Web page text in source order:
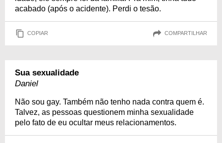
acabado (após o acidente). Perdi o tesão.
COPIAR COMPARTILHAR
Sua sexualidade
Daniel
Não sou gay. Também não tenho nada contra quem é.
Talvez, as pessoas questionem minha sexualidade
pelo fato de eu ocultar meus relacionamentos.